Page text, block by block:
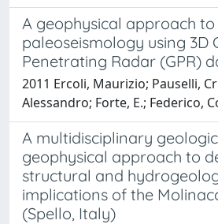
A geophysical approach
paleoseismology using 3D
Penetrating Radar (GPR)
2011 Ercoli, Maurizio; Pauselli,
Alessandro; Forte, E.; Federico,
A multidisciplinary
geophysical approach to
structural and
implications of the
(Spello, Italy)